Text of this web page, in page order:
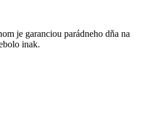
je garanciou parádneho dňa na
inak.